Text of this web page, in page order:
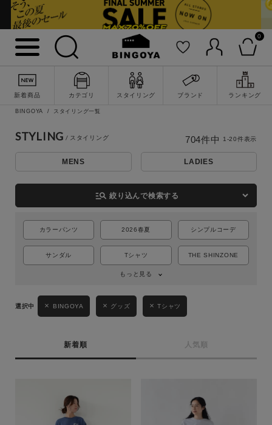
0
新着商品 カテゴリ スタイリング ブランド ランキング
詳細検索
BINGOYA スタイリング一覧
STYLING
MENS LADIES
manage_search 絞り込んで検索する
カラーパンツ 2026春夏 シンプルコーデ
サンダル Tシャツ THE SHINZONE
もっと見る
BINGOYA グッズ Tシャツ
新着順 人気順
704件中 1-20件表示